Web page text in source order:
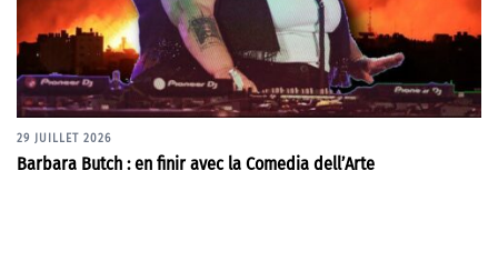
29 JUILLET 2026
Barbara Butch : en finir avec la Comedia dell’Arte